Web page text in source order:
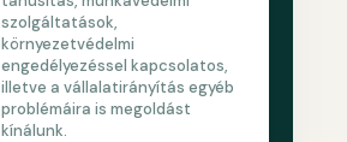
szolgáltatások,
környezetvédelmi
engedélyezéssel kapcsolatos,
illetve a vállalatirányítás egyéb
problémáira is megoldást
kínálunk.